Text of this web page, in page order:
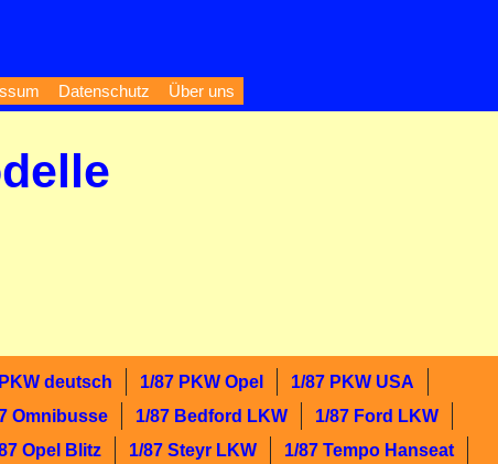
Datenschutz Über uns
deutsch 1/87 PKW Opel
1/87 PKW USA
Omnibusse 1/87 Bedford LKW
1/87 Ford LKW
Opel Blitz 1/87 Steyr LKW
1/87 Tempo Hanseat